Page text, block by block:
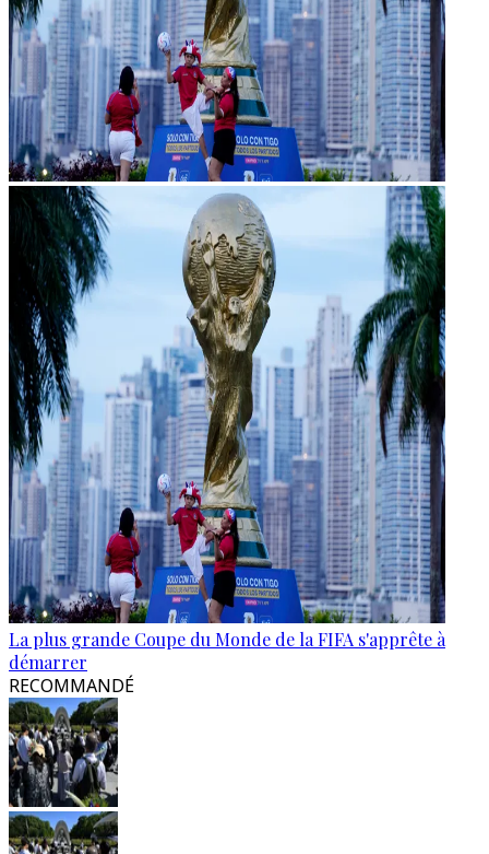
La plus grande Coupe du Monde de la FIFA s'apprête à
démarrer
RECOMMANDÉ